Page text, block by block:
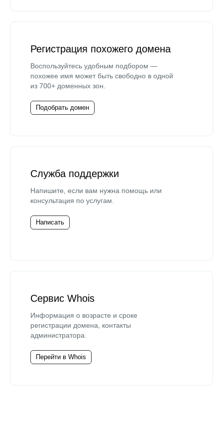
Регистрация похожего домена
Воспользуйтесь удобным подбором —
похожее имя может быть свободно в одной
из 700+ доменных зон.
Подобрать домен
Служба поддержки
Напишите, если вам нужна помощь или
консультация по услугам.
Написать
Сервис Whois
Информация о возрасте и сроке
регистрации домена, контакты
администратора.
Перейти в Whois